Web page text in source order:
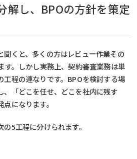
解し、BPOの方針を策定
聞くと、多くの方はレビュー作業その
す。しかし実務上、契約審査業務は単
工程の連なりです。BPOを検討する場
、「どこを任せ、どこを社内に残す
になります。
5工程に分けられます。